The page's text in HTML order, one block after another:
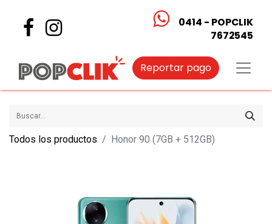
0414 - POPCLIK
7672545
Reportar pago
Todos los productos Honor 90 (7GB + 512GB)